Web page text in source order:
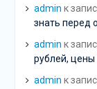
admin к
знать перед
admin к
рублей, цены
admin к